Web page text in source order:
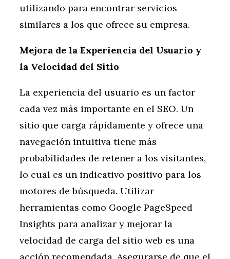
utilizando para encontrar servicios
similares a los que ofrece su empresa.
Mejora de la Experiencia del Usuario y
la Velocidad del Sitio
La experiencia del usuario es un factor
cada vez más importante en el SEO. Un
sitio que carga rápidamente y ofrece una
navegación intuitiva tiene más
probabilidades de retener a los visitantes,
lo cual es un indicativo positivo para los
motores de búsqueda. Utilizar
herramientas como Google PageSpeed
Insights para analizar y mejorar la
velocidad de carga del sitio web es una